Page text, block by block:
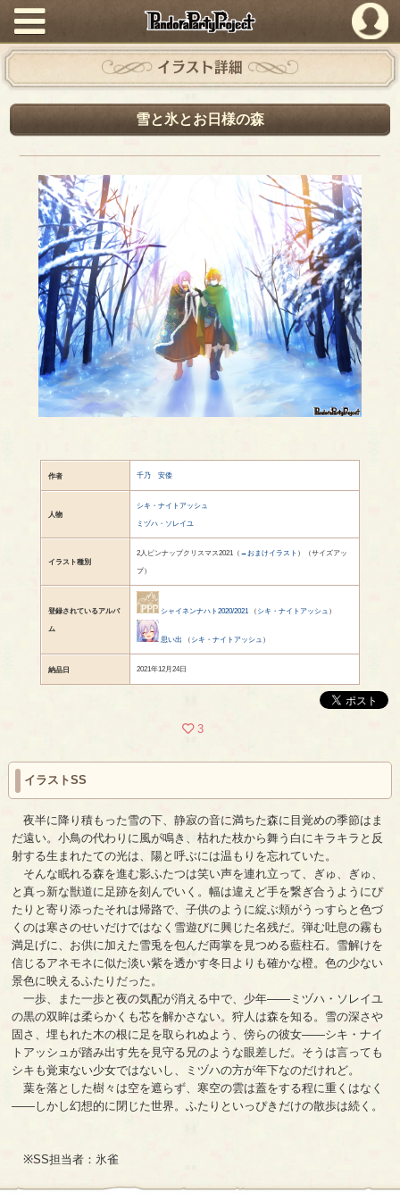
PandoraPartyProject
イラスト詳細
雪と氷とお日様の森
作者 千乃 安倭
人物
シキ・ナイトアッシュ
ミヅハ・ソレイユ
イラスト種別
2人ピンナップクリスマス2021（ →おまけイラスト ）（サイズアッ
プ）
登録されているアルバ
ム
シャイネンナハト2020/2021（ シキ・ナイトアッシュ ）
思い出 （ シキ・ナイトアッシュ ）
納品日 2021年12月24日
3
イラストSS
夜半に降り積もった雪の下、静寂の音に満ちた森に目覚めの季節はま
だ遠い。小鳥の代わりに風が鳴き、枯れた枝から舞う白にキラキラと反
射する生まれたての光は、陽と呼ぶには温もりを忘れていた。
そんな眠れる森を進む影ふたつは笑い声を連れ立って、ぎゅ、ぎゅ、
と真っ新な獣道に足跡を刻んでいく。幅は違えど手を繋ぎ合うようにぴ
たりと寄り添ったそれは帰路で、子供のように綻ぶ頬がうっすらと色づ
くのは寒さのせいだけではなく雪遊びに興じた名残だ。弾む吐息の霧も
満足げに、お供に加えた雪兎を包んだ両掌を見つめる藍柱石。雪解けを
信じるアネモネに似た淡い紫を透かす冬日よりも確かな橙。色の少ない
景色に映えるふたりだった。
一歩、また一歩と夜の気配が消える中で、少年——ミヅハ・ソレイユ
の黒の双眸は柔らかくも芯を解かさない。狩人は森を知る。雪の深さや
固さ、埋もれた木の根に足を取られぬよう、傍らの彼女——シキ・ナイ
トアッシュが踏み出す先を見守る兄のような眼差しだ。そうは言っても
シキも覚束ない少女ではないし、ミヅハの方が年下なのだけれど。
葉を落とした樹々は空を遮らず、寒空の雲は蓋をする程に重くはなく
——しかし幻想的に閉じた世界。ふたりといっぴきだけの散歩は続く。
※SS担当者：氷雀